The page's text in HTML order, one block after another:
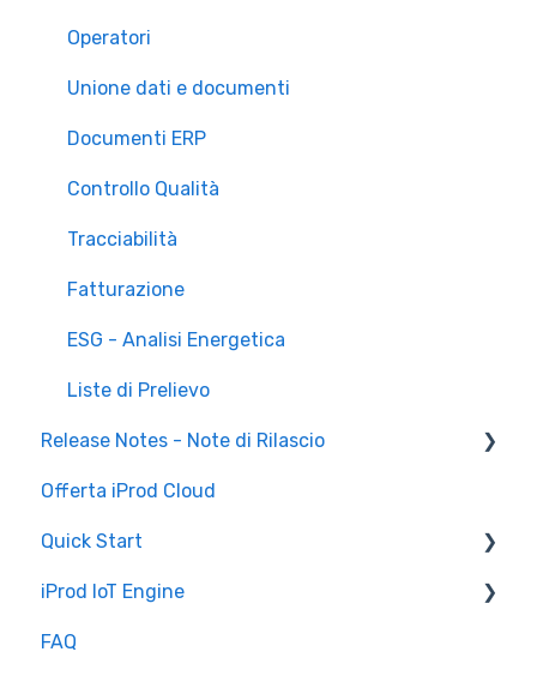
Operatori
Unione dati e documenti
Documenti ERP
Controllo Qualità
Tracciabilità
Fatturazione
ESG - Analisi Energetica
Liste di Prelievo
Release Notes - Note di Rilascio
iProd Cloud
iProd Tablet
Offerta iProd Cloud
Quick Start
Configurazioni Software
iProd IoT Engine
Introduzione
FAQ